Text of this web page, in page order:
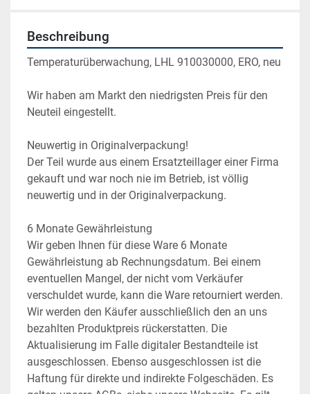
Beschreibung
Temperaturüberwachung, LHL 910030000, ERO, neu
Wir haben am Markt den niedrigsten Preis für den
Neuteil eingestellt.
Neuwertig in Originalverpackung!
Der Teil wurde aus einem Ersatzteillager einer Firma
gekauft und war noch nie im Betrieb, ist völlig
neuwertig und in der Originalverpackung.
6 Monate Gewährleistung
Wir geben Ihnen für diese Ware 6 Monate
Gewährleistung ab Rechnungsdatum. Bei einem
eventuellen Mangel, der nicht vom Verkäufer
verschuldet wurde, kann die Ware retourniert werden.
Wir werden den Käufer ausschließlich den an uns
bezahlten Produktpreis rückerstatten. Die
Aktualisierung im Falle digitaler Bestandteile ist
ausgeschlossen. Ebenso ausgeschlossen ist die
Haftung für direkte und indirekte Folgeschäden. Es